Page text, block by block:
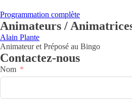
Programmation complète
Animateurs /
Alain Plante
Animateur et Préposé au Bingo
Contactez-nous
Nom